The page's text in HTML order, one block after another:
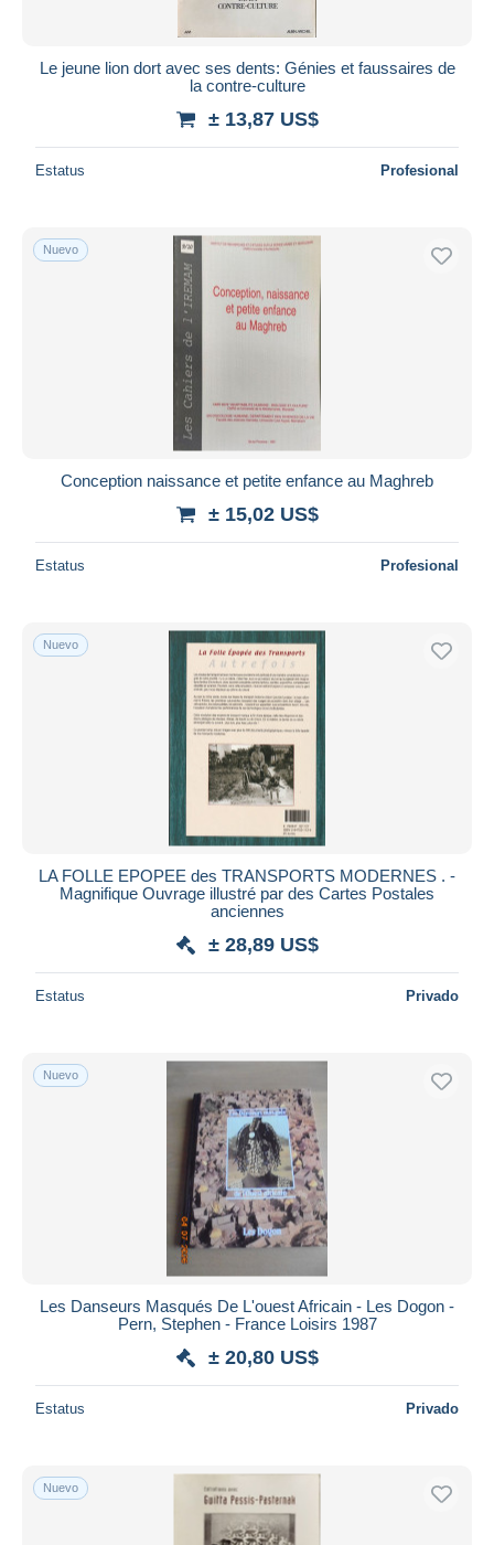
Le jeune lion dort avec ses dents: Génies et faussaires de
la contre-culture
± 13,87 US$
Estatus Profesional
Nuevo
Conception naissance et petite enfance au Maghreb
± 15,02 US$
Estatus Profesional
Nuevo
LA FOLLE EPOPEE des TRANSPORTS MODERNES . -
Magnifique Ouvrage illustré par des Cartes Postales
anciennes
± 28,89 US$
Estatus Privado
Nuevo
Les Danseurs Masqués De L'ouest Africain - Les Dogon -
Pern, Stephen - France Loisirs 1987
± 20,80 US$
Estatus Privado
Nuevo